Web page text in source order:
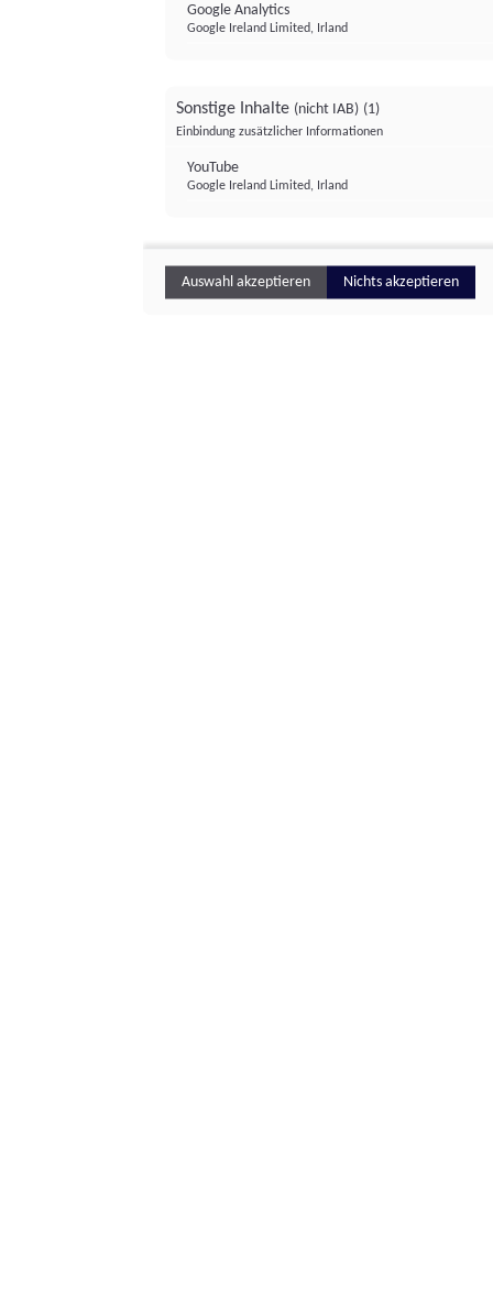
Google Analytics
Google Ireland Limited, Irland
Sonstige Inhalte (nicht IAB) (1)
Einbindung zusätzlicher Informationen
YouTube
Google Ireland Limited, Irland
Auswahl akzeptieren Nichts akzeptieren